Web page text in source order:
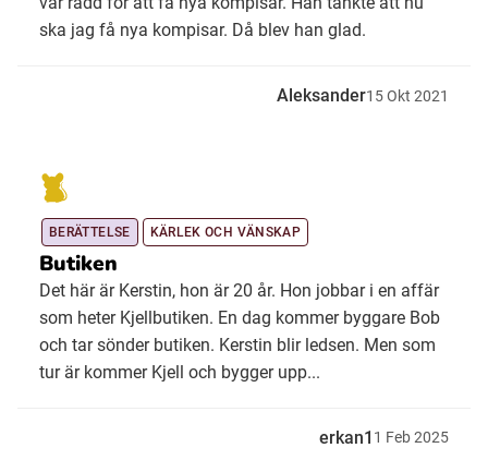
Resanderomani (Romska)
ska jag få nya kompisar. Då blev han glad.
Aleksander15Okt 2021
BERÄTTELSE KÄRLEK OCH VÄNSKAP
Butiken
Det här är Kerstin, hon är 20 år. Hon jobbar i en affär
som heter Kjellbutiken. En dag kommer byggare Bob
och tar sönder butiken. Kerstin blir ledsen. Men som
tur är kommer Kjell och bygger upp...
erkan1 1 Feb2025